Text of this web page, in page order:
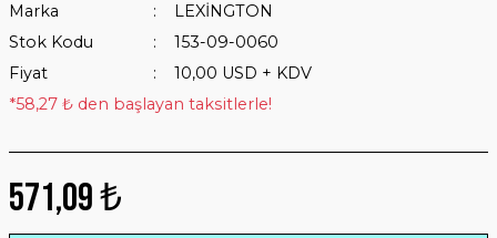
Marka
LEXİNGTON
Stok Kodu
153-09-0060
Fiyat
10,00 USD + KDV
*58,27 ₺ den başlayan taksitlerle!
571,09 ₺